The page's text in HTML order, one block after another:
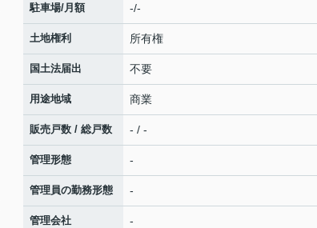
駐車場/月額 -/-
土地権利 所有権
国土法届出 不要
用途地域 商業
販売戸数 / 総戸数 - / -
管理形態 -
管理員の勤務形態 -
管理会社 -